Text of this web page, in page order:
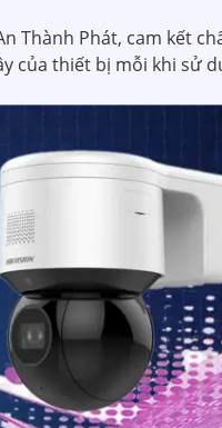
Thành Phát, cam kết
của thiết bị mỗi khi sử